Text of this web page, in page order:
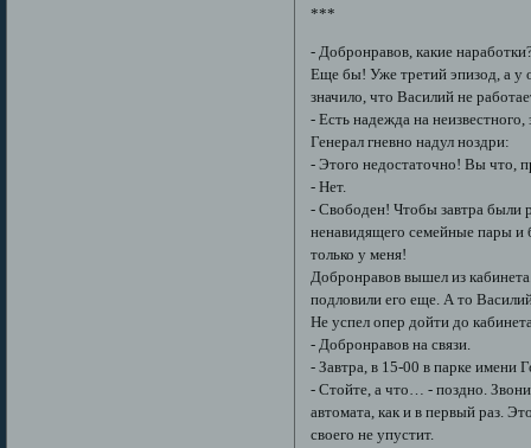
***
- Добронравов, какие
Еще бы! Уже третий эпизод, а у
значило, что Василий не
- Есть надежда на
Генерал гневно надул ноздри:
- Этого недостаточно! Вы что,
- Нет.
- Свободен! Чтобы завтра были
ненавидящего семейные пары
только у меня!
Добронравов вышел из
подловили его еще. А то
Не успел опер дойти до
- Добронравов на связи.
- Завтра, в 15-00 в парке имени
- Стойте, а что… - поздно.
автомата, как и в первый раз.
своего не упустит.